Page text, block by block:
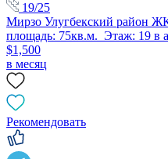
19/25
Мирзо Улугбекский район
площадь: 75кв.м. Этаж: 19 в
$1,500
в месяц
Рекомендовать